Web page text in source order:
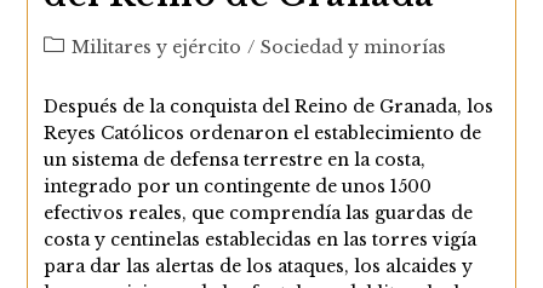
Categoría
la
entrada:
Militares y ejército / Sociedad y minorías
Después de la conquista del Reino de Granada, los
Reyes Católicos ordenaron el establecimiento de
un sistema de defensa terrestre en la costa,
integrado por un contingente de unos 1500
efectivos reales, que comprendía las guardas de
costa y centinelas establecidas en las torres vigía
para dar las alertas de los ataques, los alcaides y